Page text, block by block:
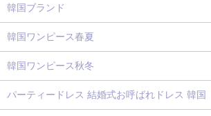
韓国ブランド
韓国ワンピース春夏
韓国ワンピース秋冬
パーティードレス 結婚式お呼ばれドレス 韓国